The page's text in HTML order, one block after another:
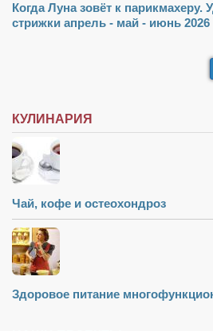
Когда Луна зовёт к
стрижки апрель - май - июнь 2026
КУЛИНАРИЯ
Чай, кофе и остеохондроз
Здоровое питание